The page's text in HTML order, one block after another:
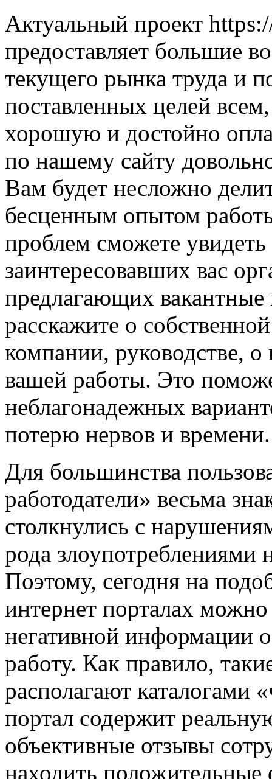
Актуальный проект
предоставляет большие
текущего рынка труда и
поставленных целей
хорошую и достойно
по нашему сайту
Вам будет несложно
бесценным опытом
проблем сможете
заинтересовавших вас
предлагающих вакантные
расскажите о
компании, руководстве,
вашей работы. Это
неблагонадежных
потерю нервов и времени.
Для большинства
работодатели» весьма
столкнулись с
рода
Поэтому, сегодня на
интернет порталах
негативной информации
работу. Как правило,
располагают каталогами
портал содержит
объективные отзывы
находить положительные